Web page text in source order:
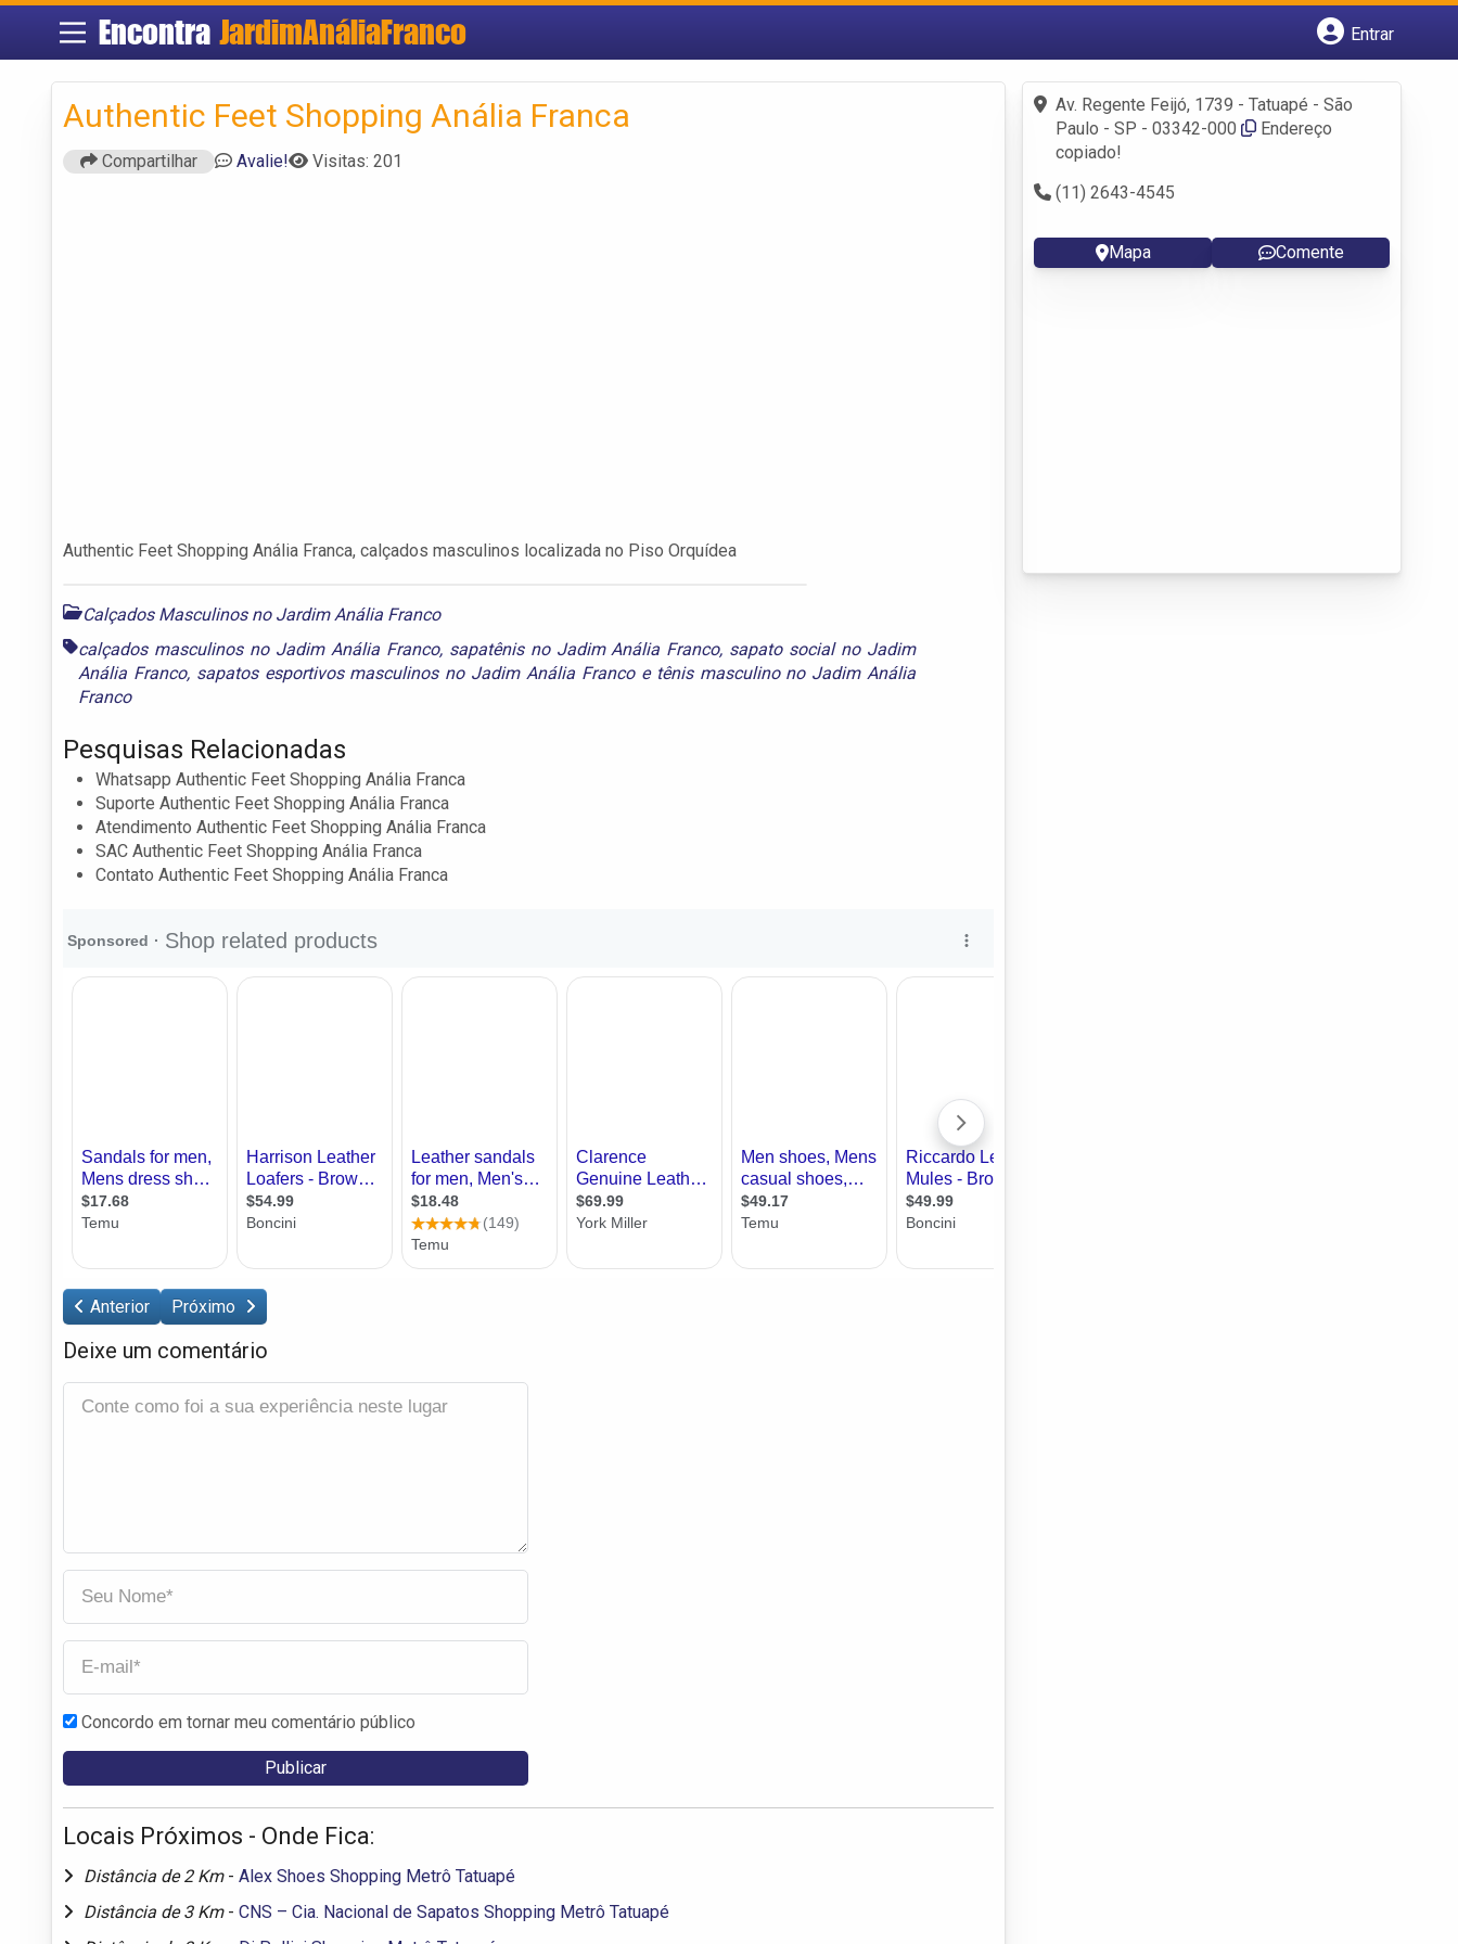
Encontra JardimAnáliaFranco
Entrar
Fazer login
Criar conta
Authentic Feet Shopping Anália Franca
Compartilhar Avalie! Visitas: 201
Authentic Feet Shopping Anália Franca, calçados masculinos localizada no Piso Orquídea
Calçados Masculinos no Jardim Anália Franco
calçados masculinos no Jadim Anália Franco, sapatênis no Jadim Anália Franco, sapato social no Jadim
Anália Franco, sapatos esportivos masculinos no Jadim Anália Francoe tênis masculino no Jadim Anália
Franco
Pesquisas Relacionadas
Whatsapp Authentic Feet Shopping Anália Franca
Suporte Authentic Feet Shopping Anália Franca
Atendimento Authentic Feet Shopping Anália Franca
SAC Authentic Feet Shopping Anália Franca
Contato Authentic Feet Shopping Anália Franca
Anterior Próximo
Deixe um comentário
Concordo em tornar meu comentário público
Locais Próximos - Onde Fica:
Distância de 2 Km - Alex Shoes Shopping Metrô Tatuapé
Distância de 3 Km - CNS – Cia. Nacional de Sapatos Shopping Metrô Tatuapé
Av. Regente Feijó, 1739 - Tatuapé - São
Paulo - SP - 03342-000
Endereço
copiado!
(11) 2643-4545
Mapa Comente